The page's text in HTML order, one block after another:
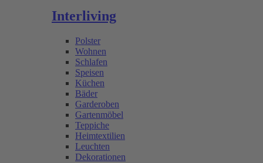
Interliving
Polster
Wohnen
Schlafen
Speisen
Küchen
Bäder
Garderoben
Gartenmöbel
Teppiche
Heimtextilien
Leuchten
Dekorationen